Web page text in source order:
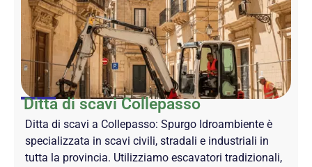
Ditta di scavi Collepasso
Ditta di scavi a Collepasso: Spurgo Idroambiente è
specializzata in scavi civili, stradali e industriali in
tutta la provincia. Utilizziamo escavatori tradizionali,